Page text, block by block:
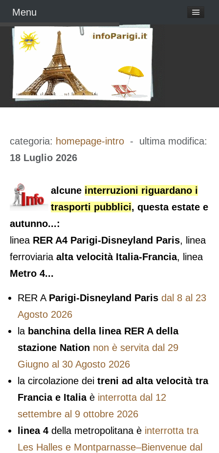
categoria: homepage-intro - ultima modifica:
18 Luglio 2026
alcune interruzioni riguardano i
trasporti pubblici, questa estate e
autunno...:
linea RER A4 Parigi-Disneyland Paris, linea
ferroviaria alta velocità Italia-Francia, linea
Metro 4...
RER A Parigi-Disneyland Paris dal 8 al 23
Agosto 2026
la banchina della linea RER A della
stazione Nation non è servita dal 29
Giugno al 30 Agosto 2026
la circolazione dei treni ad alta velocità tra
Francia e Italiaè interrotta dal 12
settembre al 9 ottobre 2026
linea 4 della metropolitana è interrotta tra
Les Halles e Montparnasse–Bienvenue dal
Menu